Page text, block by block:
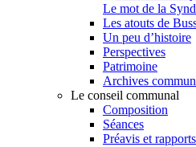
Le mot de la
Les atouts de
Un peu d’histoire
Perspectives
Patrimoine
Archives
Le conseil communal
Composition
Séances
Préavis et rapports